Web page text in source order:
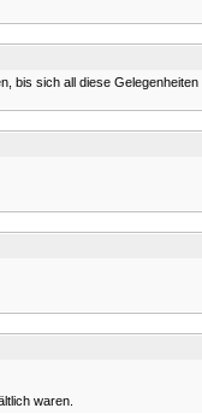
bis sich all diese Gelegenheiten
waren.